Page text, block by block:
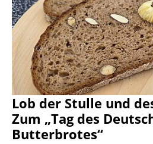
Lob der Stulle und
Zum „Tag des
Butterbrotes“